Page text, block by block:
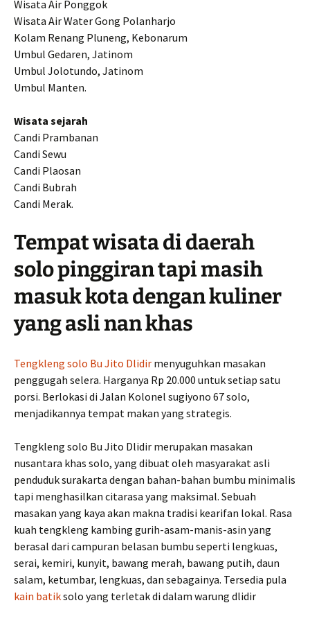
Wisata Air Ponggok
Wisata Air Water Gong Polanharjo
Kolam Renang Pluneng, Kebonarum
Umbul Gedaren, Jatinom
Umbul Jolotundo, Jatinom
Umbul Manten.
Wisata sejarah
Candi Prambanan
Candi Sewu
Candi Plaosan
Candi Bubrah
Candi Merak.
Tempat wisata di daerah
solo pinggiran tapi masih
masuk kota dengan kuliner
yang asli nan khas
Tengkleng solo Bu Jito Dlidir menyuguhkan masakan
penggugah selera. Harganya Rp 20.000 untuk setiap satu
porsi. Berlokasi di Jalan Kolonel sugiyono 67 solo,
menjadikannya tempat makan yang strategis.
Tengkleng solo Bu Jito Dlidir merupakan masakan
nusantara khas solo, yang dibuat oleh masyarakat asli
penduduk surakarta dengan bahan-bahan bumbu minimalis
tapi menghasilkan citarasa yang maksimal. Sebuah
masakan yang kaya akan makna tradisi kearifan lokal. Rasa
kuah tengkleng kambing gurih-asam-manis-asin yang
berasal dari campuran belasan bumbu seperti lengkuas,
serai, kemiri, kunyit, bawang merah, bawang putih, daun
salam, ketumbar, lengkuas, dan sebagainya. Tersedia pula
kain batiksolo yang terletak di dalam warung dlidir